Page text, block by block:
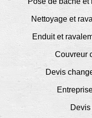
Nettoyage et
Enduit et
Couvreur
Devis